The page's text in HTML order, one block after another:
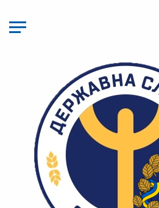
основного
матеріалу